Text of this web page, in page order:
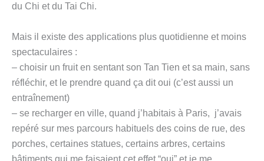
du Chi et du Tai Chi.
Mais il existe des applications plus quotidienne et moins
spectaculaires :
– choisir un fruit en sentant son Tan Tien et sa main, sans
réfléchir, et le prendre quand ça dit oui (c’est aussi un
entraînement)
– se recharger en ville, quand j’habitais à Paris, j’avais
repéré sur mes parcours habituels des coins de rue, des
porches, certaines statues, certains arbres, certains
bâtiments qui me faisaient cet effet “oui” et je me